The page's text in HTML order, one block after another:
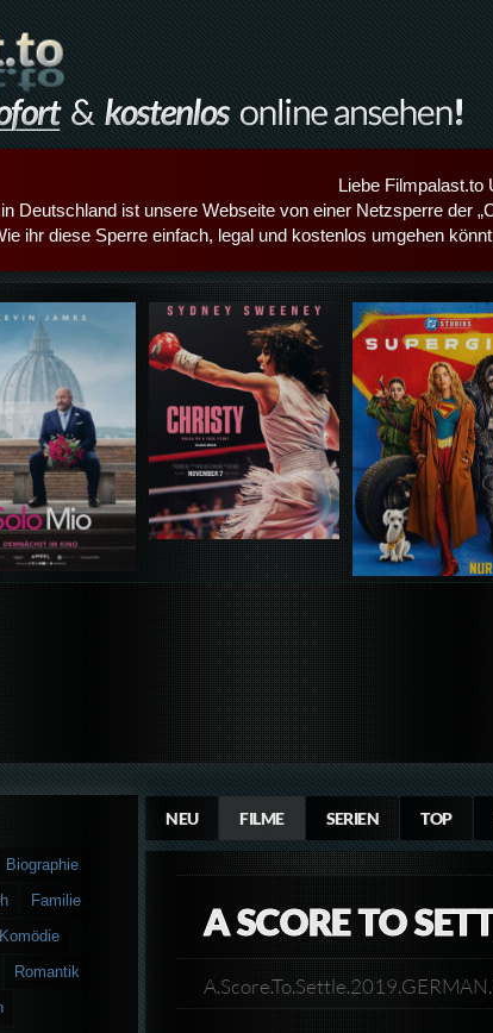
Liebe Filmpalast.to
in Deutschland ist unsere Webseite von einer Netzsperre der
ihr diese Sperre einfach, legal und kostenlos umgehen
Details,Play Details,Play
NEU FILME SERIEN TOP
A SCORE TO
Biographie
Familie
Komödie
Romantik